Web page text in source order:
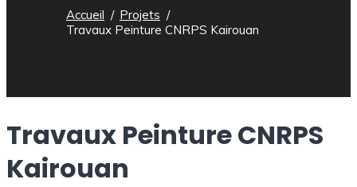
Accueil
Projets
Travaux Peinture CNRPS Kairouan
Travaux Peinture CNRPS
Kairouan